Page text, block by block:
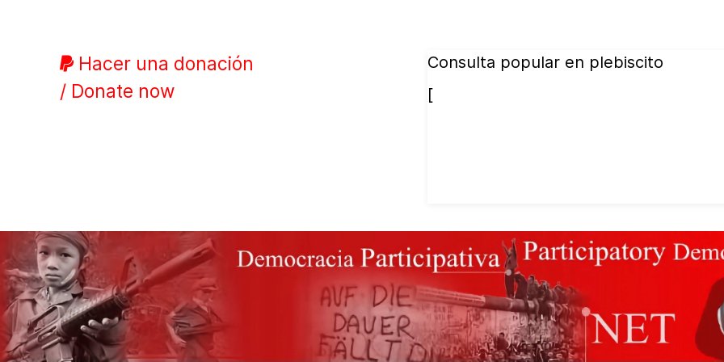
Hacer una donación
/ Donate now
Consulta popular en plebiscito
[